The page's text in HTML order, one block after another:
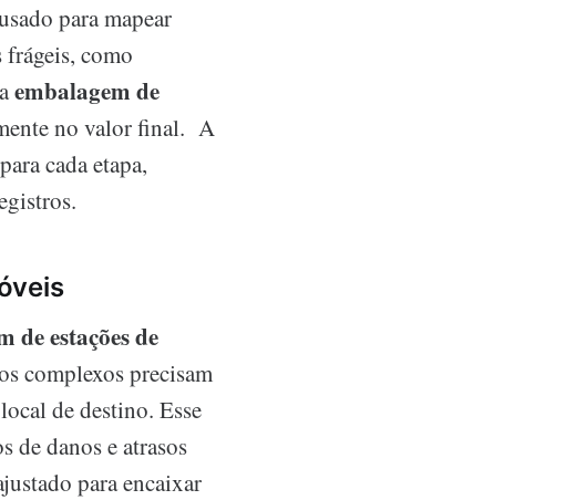
para mapear
como
embalagem de
no valor final. A
cada etapa,
de estações de
complexos precisam
de destino. Esse
de danos e atrasos
para encaixar